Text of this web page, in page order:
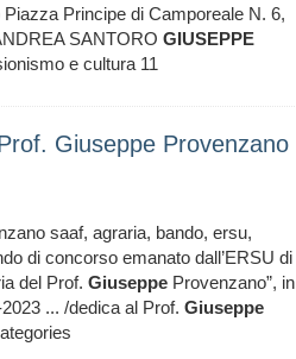
Principe di Camporeale N. 6,
SANTORO GIUSEPPE
e cultura 11
Giuseppe Provenzano
saaf, agraria, bando, ersu,
di concorso emanato dall’ERSU di
del Prof. Giuseppe Provenzano”, in
... /dedica al Prof. Giuseppe